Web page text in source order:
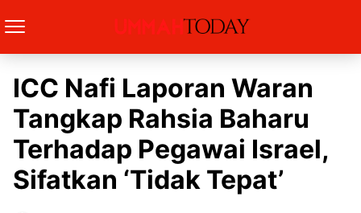
ICC Nafi Laporan Waran
Tangkap Rahsia Baharu
Terhadap Pegawai Israel,
Sifatkan ‘Tidak Tepat’